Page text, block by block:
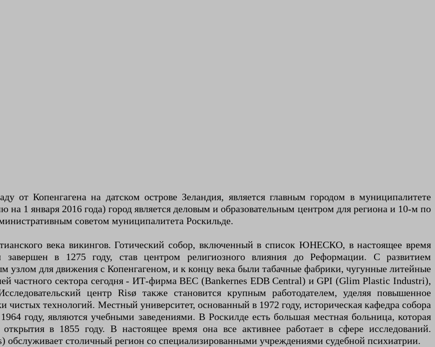
от Копенгагена на датском острове Зеландия, является главным городом в муниципалитете
на 1 января 2016 года) город является деловым и образовательным центром для региона и 10-м по
советом муниципалитета Роскильде.
века викингов. Готический собор, включенный в список ЮНЕСКО, в настоящее время
в 1275 году, став центром религиозного влияния до Реформации. С развитием
узлом для движения с Копенгагеном, и к концу века были табачные фабрики, чугунные литейные
частного сектора сегодня - ИТ-фирма BEC (Bankernes EDB Central) и GPI (Glim Plastic Industri),
центр Risø также становится крупным работодателем, уделяя повышенное
чистых технологий. Местный университет, основанный в 1972 году, историческая кафедра собора
году, являются учебными заведениями. В Роскилде есть большая местная больница, которая
в 1855 году. В настоящее время она все активнее работает в сфере исследований.
обслуживает столичный регион со специализированными учреждениями судебной психиатрии.